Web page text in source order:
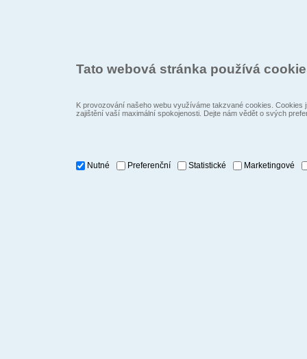
Tato webová stránka používá
K provozování našeho webu využíváme takzvané cookies.
zajištění vaší maximální spokojenosti. Dejte nám vědět o svých
Nutné Preferenční Statistické Marketingové